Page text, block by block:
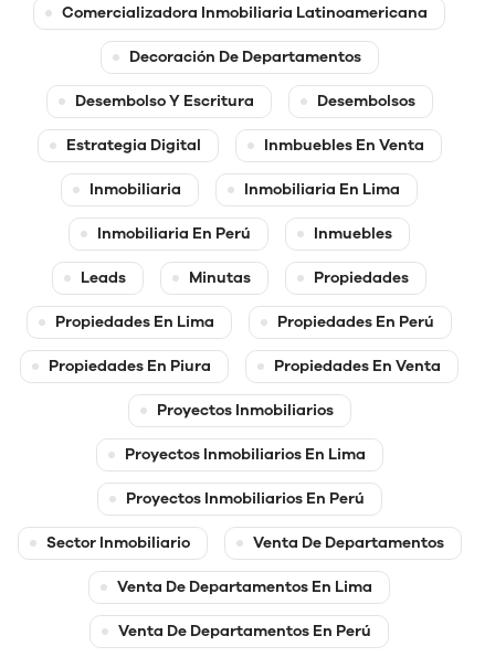
Comercializadora Inmobiliaria Latinoamericana
Decoración De Departamentos
Desembolso Y Escritura Desembolsos
Estrategia Digital Inmbuebles En Venta
Inmobiliaria Inmobiliaria En Lima
Inmobiliaria En Perú Inmuebles
Leads Minutas Propiedades
Propiedades En Lima Propiedades En Perú
Propiedades En Piura Propiedades En Venta
Proyectos Inmobiliarios
Proyectos Inmobiliarios En Lima
Proyectos Inmobiliarios En Perú
Sector Inmobiliario Venta De Departamentos
Venta De Departamentos En Lima
Venta De Departamentos En Perú